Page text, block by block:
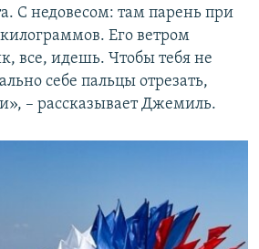
С недовесом: там парень при
килограммов. Его ветром
все, идешь. Чтобы тебя не
себе пальцы отрезать,
– рассказывает Джемиль.